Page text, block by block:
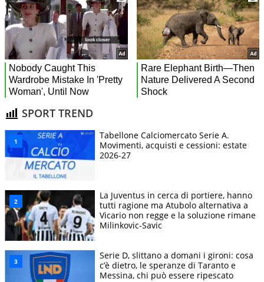
SPORT TREND
Tabellone Calciomercato Serie A.
Movimenti, acquisti e cessioni: estate
2026-27
La Juventus in cerca di portiere, hanno
tutti ragione ma Atubolo alternativa a
Vicario non regge e la soluzione rimane
Milinkovic-Savic
Serie D, slittano a domani i gironi: cosa
c’è dietro, le speranze di Taranto e
Messina, chi può essere ripescato